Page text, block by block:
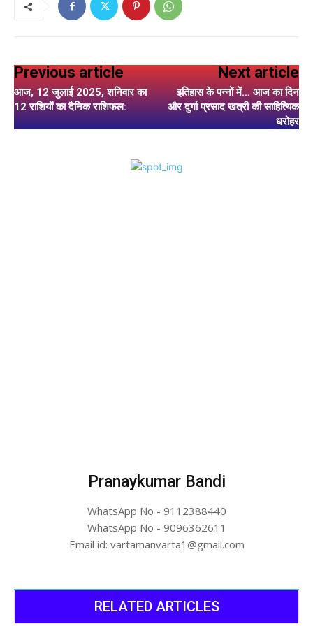
Previous article
आज, 12 जुलाई 2025, शनिवार का
12 राशियों का दैनिक राशिफल:
Next article
इतिहास के पन्नों में… आज का दिन
और दुर्गा प्रसाद खत्री की साहित्यिक
धरोहर
Pranaykumar Bandi
WhatsApp No - 9112388440
WhatsApp No - 9096362611
Email id: vartamanvarta1@gmail.com
RELATED ARTICLES